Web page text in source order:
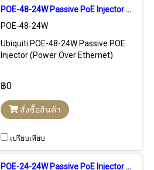
POE-48-24W Passive PoE Injector (POE) 48VDC 0.5A 24W Port 100Mbps
POE-48-24W
Ubiquiti POE-48-24W Passive POE
Injector (Power Over Ethernet)
24W Port Lan ความเร็ว 100Mbps
฿0
สั่งซื้อสินค้า
เปรียบเทียบ
POE-24-24W Passive PoE Injector (POE) ขนาด 24VDC 1A 24W พร้อมปุ่ม Hard Reset